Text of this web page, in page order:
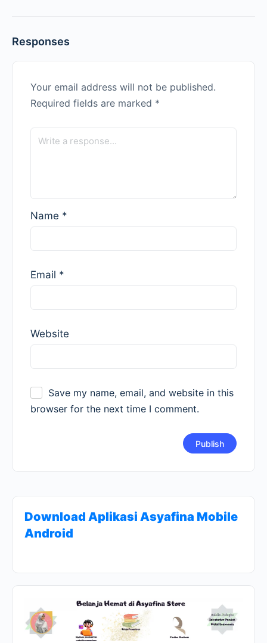
Responses
Your email address will not be published.
Required fields are marked *
Name *
Email *
Website
Save my name, email, and website in this
browser for the next time I comment.
Download Aplikasi Asyafina Mobile
Android